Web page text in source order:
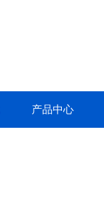
产品中心